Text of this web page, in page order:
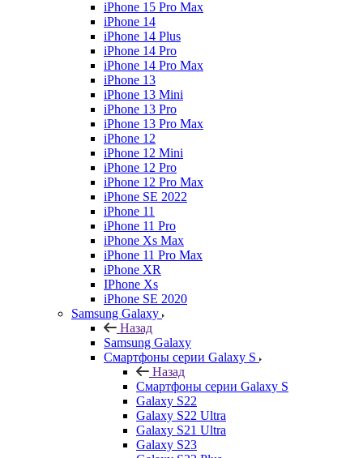
iPhone 15 Pro Max
iPhone 14
iPhone 14 Plus
iPhone 14 Pro
iPhone 14 Pro Max
iPhone 13
iPhone 13 Mini
iPhone 13 Pro
iPhone 13 Pro Max
iPhone 12
iPhone 12 Mini
iPhone 12 Pro
iPhone 12 Pro Max
iPhone SE 2022
iPhone 11
iPhone 11 Pro
iPhone Xs Max
iPhone 11 Pro Max
iPhone XR
IPhone Xs
iPhone SE 2020
Samsung Galaxy
Назад
Samsung Galaxy
Смартфоны серии Galaxy S
Назад
Смартфоны серии Galaxy S
Galaxy S22
Galaxy S22 Ultra
Galaxy S21 Ultra
Galaxy S23